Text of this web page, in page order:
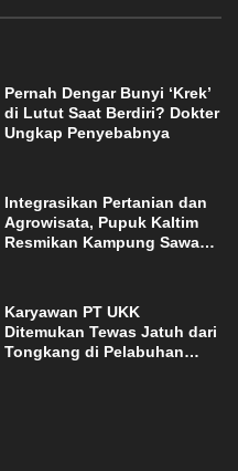
Pernah Dengar Bunyi ‘Krek’
di Lutut Saat Berdiri? Dokter
Ungkap Penyebabnya
Integrasikan Pertanian dan
Agrowisata, Pupuk Kaltim
Resmikan Kampung Sawah
Karyawan PT UKK
Ditemukan Tewas Jatuh dari
Tongkang di Pelabuhan